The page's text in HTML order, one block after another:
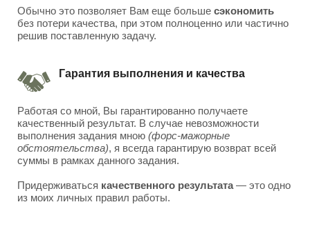
Обычно это позволяет Вам еще больше сэкономить
без потери качества, при этом полноценно или частично
решив поставленную задачу.
Гарантия выполнения и качества
Работая со мной, Вы гарантированно получаете
качественный результат. В случае невозможности
выполнения задания мною (форс-мажорные
обстоятельства), я всегда гарантирую возврат всей
суммы в рамках данного задания.
Придерживаться качественного результата— это одно
из моих личных правил работы.